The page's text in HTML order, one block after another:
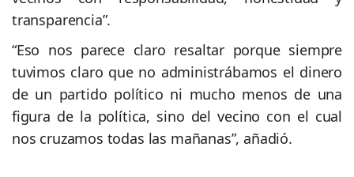
transparencia”.
“Eso nos parece claro resaltar porque siempre
tuvimos claro que no administrábamos el dinero
de un partido político ni mucho menos de una
figura de la política, sino del vecino con el cual
nos cruzamos todas las mañanas”, añadió.